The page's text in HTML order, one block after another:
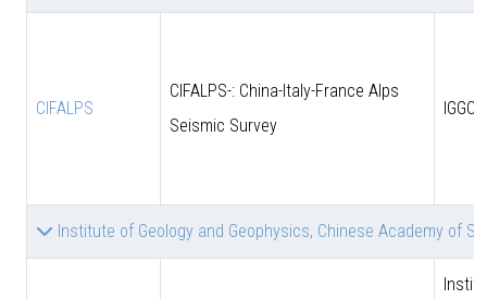
CIFALPS
CIFALPS-: China-Italy-France Alps
Seismic Survey
Institute of Geology and Geophysics, Chinese Academy of